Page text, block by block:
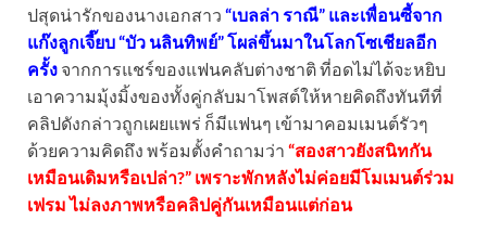
ปสุดน่ารักของนางเอกสาว “เบลล่า ราณี” และเพื่อนซี้จาก
แก๊งลูกเจี๊ยบ “บัว นลินทิพย์” โผล่ขึ้นมาในโลกโซเชียลอีก
ครั้ง จากการแชร์ของแฟนคลับต่างชาติ ที่อดไม่ได้จะหยิบ
เอาความมุ้งมิ้งของทั้งคู่กลับมาโพสต์ให้หายคิดถึงทันทีที่
คลิปดังกล่าวถูกเผยแพร่ ก็มีแฟนๆ เข้ามาคอมเมนต์รัวๆ
ด้วยความคิดถึง พร้อมตั้งคำถามว่า “สองสาวยังสนิทกัน
เหมือนเดิมหรือเปล่า?” เพราะพักหลังไม่ค่อยมีโมเมนต์ร่วม
เฟรม ไม่ลงภาพหรือคลิปคู่กันเหมือนแต่ก่อน